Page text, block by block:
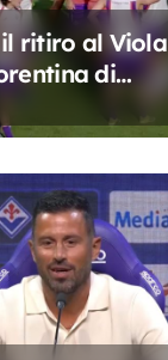
il ritiro al Viola
di